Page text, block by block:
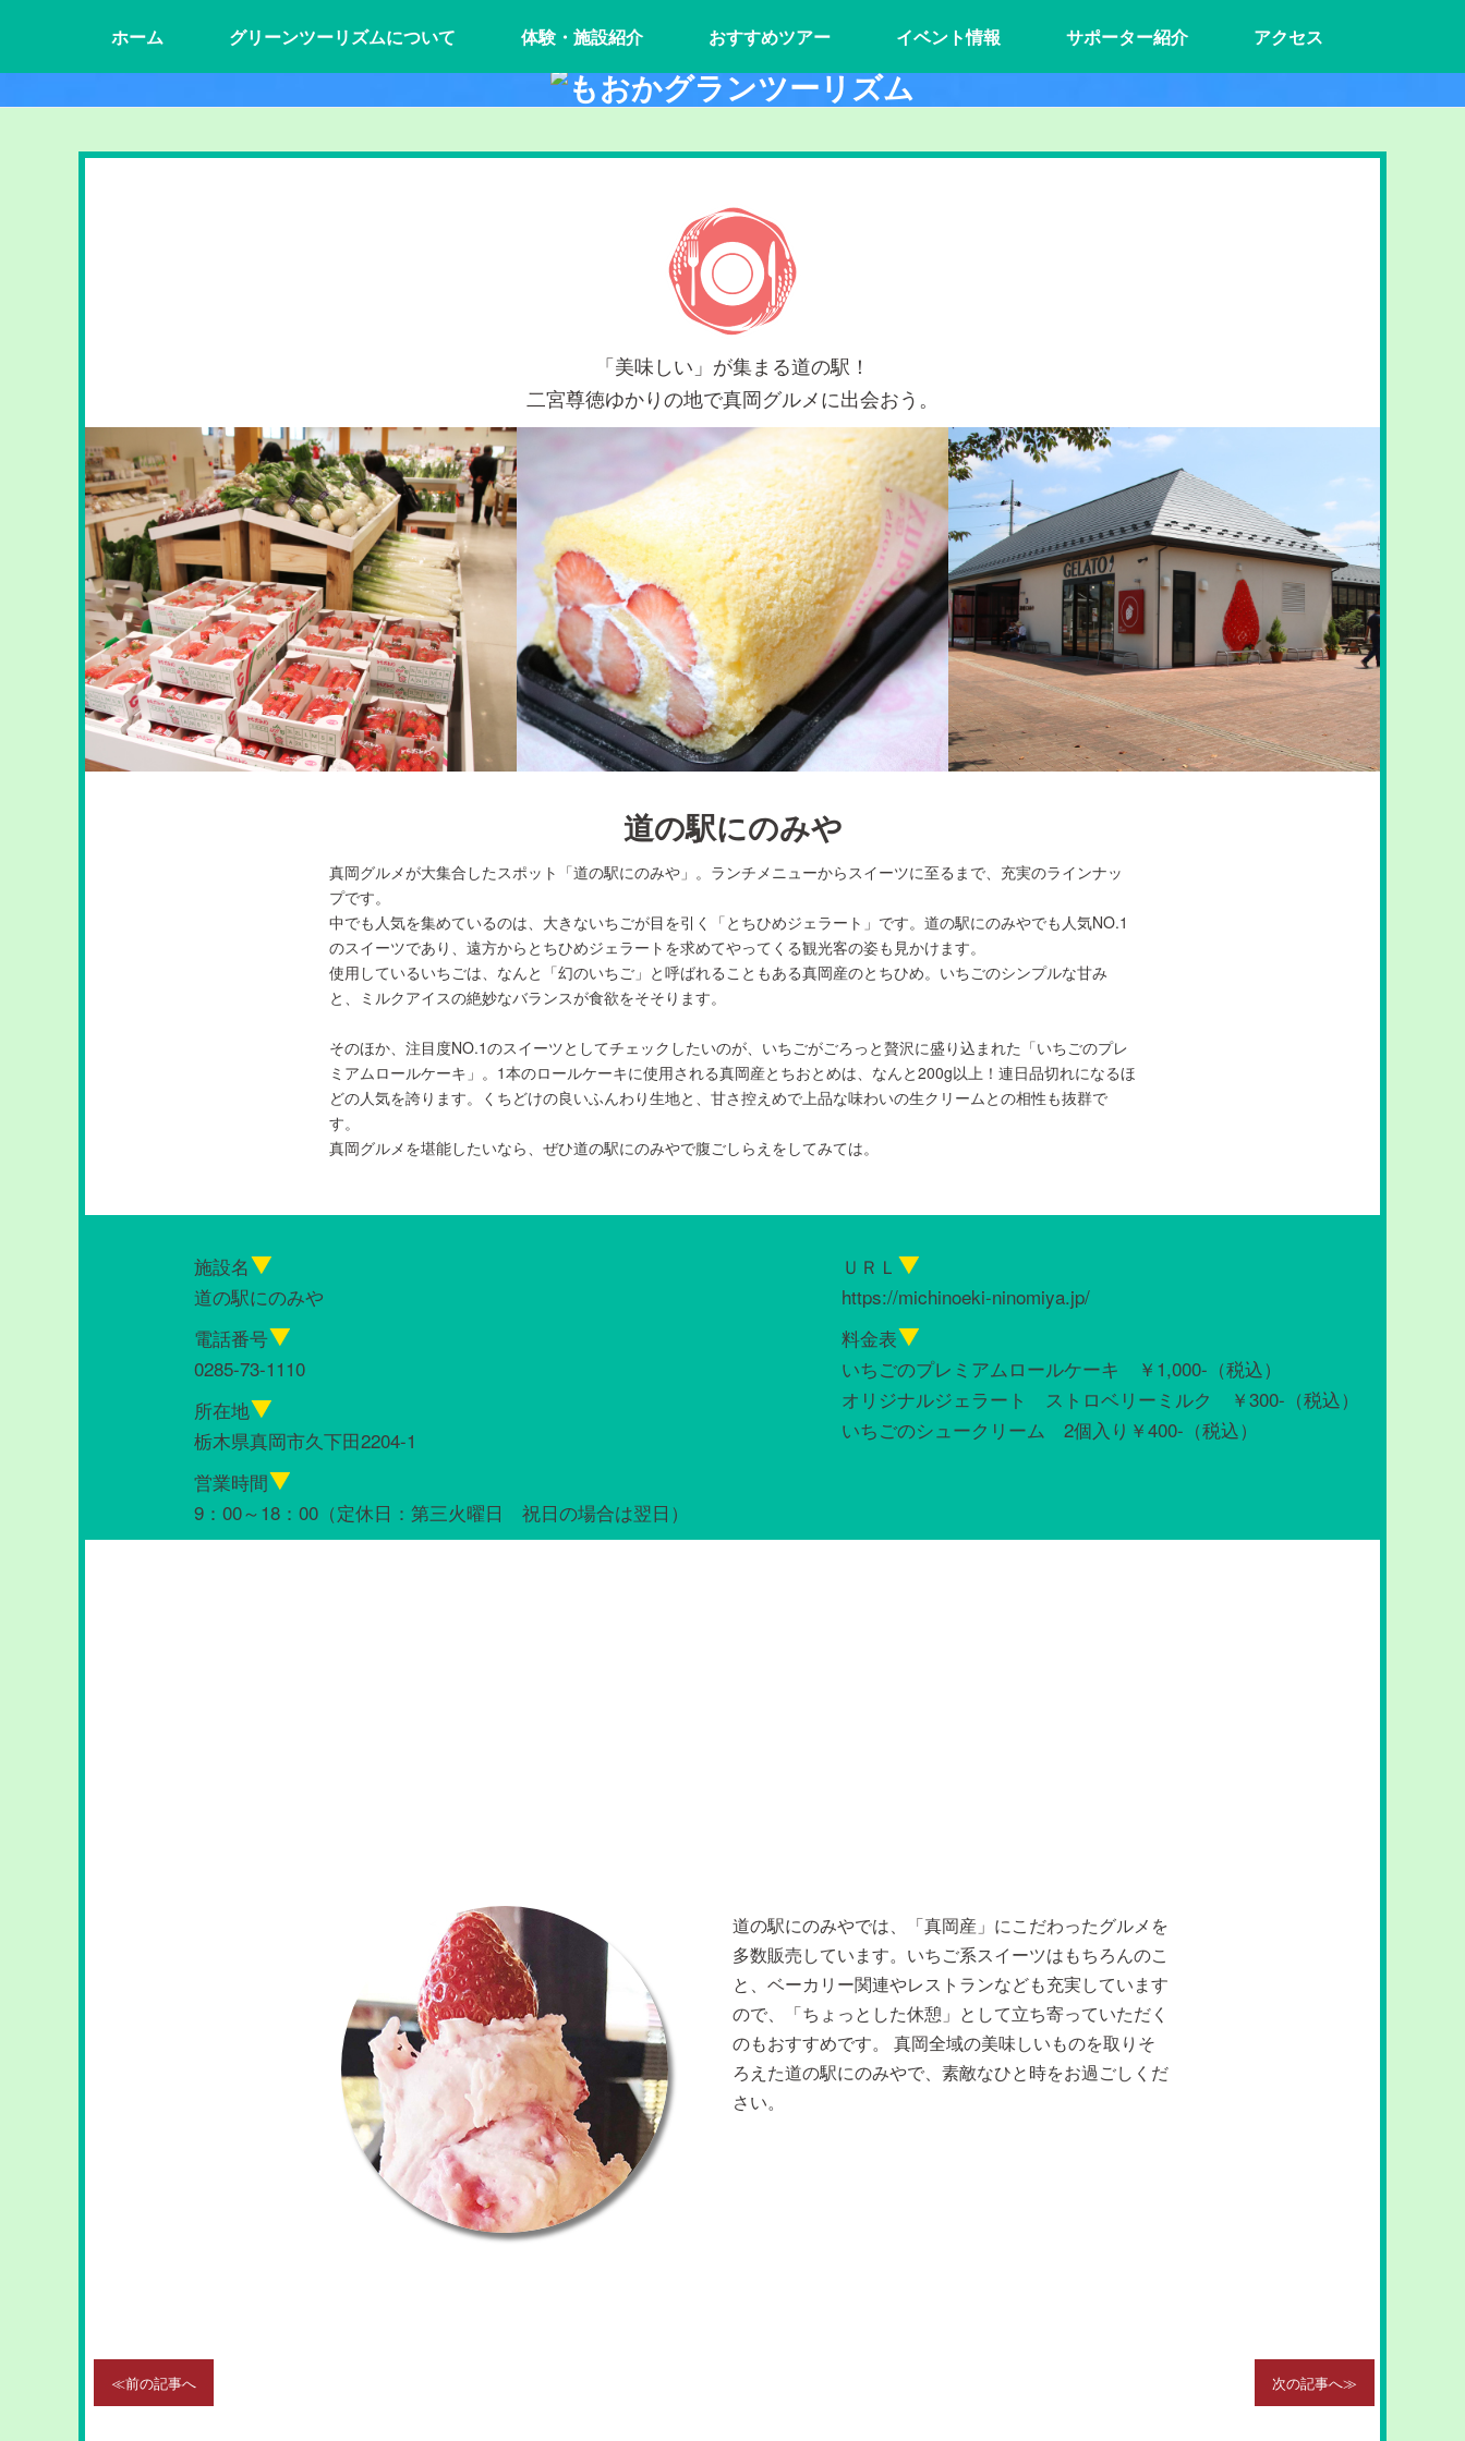
ホーム グリーンツーリズムについて 体験・施設紹介 おすすめツアー イベント情報 サポーター紹介 アクセス
「美味しい」が集まる道の駅！
二宮尊徳ゆかりの地で真岡グルメに出会おう。
道の駅にのみや
真岡グルメが大集合したスポット「道の駅にのみや」。ランチメニューからスイーツに至るまで、充実のラインナッ
プです。
中でも人気を集めているのは、大きないちごが目を引く「とちひめジェラート」です。道の駅にのみやでも人気NO.1
のスイーツであり、遠方からとちひめジェラートを求めてやってくる観光客の姿も見かけます。
使用しているいちごは、なんと「幻のいちご」と呼ばれることもある真岡産のとちひめ。いちごのシンプルな甘み
と、ミルクアイスの絶妙なバランスが食欲をそそります。
そのほか、注目度NO.1のスイーツとしてチェックしたいのが、いちごがごろっと贅沢に盛り込まれた「いちごのプレ
ミアムロールケーキ」。1本のロールケーキに使用される真岡産とちおとめは、なんと200g以上！連日品切れになるほ
どの人気を誇ります。くちどけの良いふんわり生地と、甘さ控えめで上品な味わいの生クリームとの相性も抜群で
す。
真岡グルメを堪能したいなら、ぜひ道の駅にのみやで腹ごしらえをしてみては。
施設名
道の駅にのみや
電話番号
0285-73-1110
所在地
栃木県真岡市久下田2204-1
営業時間
9：00～18：00（定休日：第三火曜日 祝日の場合は翌日）
ＵＲＬ
https://michinoeki-ninomiya.jp/
料金表
いちごのプレミアムロールケーキ ￥1,000-（税込）
オリジナルジェラート ストロベリーミルク ￥300-（税込）
いちごのシュークリーム 2個入り￥400-（税込）
道の駅にのみやでは、「真岡産」にこだわったグルメを
多数販売しています。いちご系スイーツはもちろんのこ
と、ベーカリー関連やレストランなども充実しています
ので、「ちょっとした休憩」として立ち寄っていただく
のもおすすめです。 真岡全域の美味しいものを取りそ
ろえた道の駅にのみやで、素敵なひと時をお過ごしくだ
さい。
≪前の記事へ 次の記事へ≫